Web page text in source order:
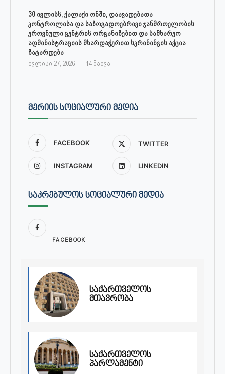
30 ივლისს, ქალაქი ონში, დაავადებათა
კონტროლისა და საზოგადოებრივი ჯანმრთელობის
ეროვნული ცენტრის ორგანიზებით და სამხარეო
ადმინისტრაციის მხარდაჭერით სკრინინგის აქცია
ჩატარდება
ივლისი 27, 2026 14 ნახვა
ᲛᲔᲠᲘᲘᲡ ᲡᲝᲪᲘᲐᲚᲣᲠᲘ ᲛᲔᲓᲘᲐ
FACEBOOK TWITTER
INSTAGRAM LINKEDIN
ᲡᲐᲙᲠᲔᲑᲣᲚᲝᲡ ᲡᲝᲪᲘᲐᲚᲣᲠᲘ ᲛᲔᲓᲘᲐ
FACEBOOK
საქართველოს
მთავრობა
საქართველოს
პარლამენტი